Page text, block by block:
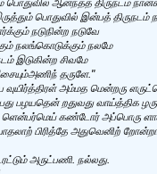
பொதுவில் ஆனந்தத் திருநடம்
பொதுவில் இன்பத்
நடுநின்ற நடுவே
நலங்கொடுக்கும் நலமே
இடுகின்ற சிவமே
தருளே."
அம்மத மென்றரு
பழயதென் றதுவது வாய்த்திக
ளென்பர்மெய் கண்டோர் அப்பொரு
பிரித்தே அதுவெனிற்
அருட்பணி. நல்லது.